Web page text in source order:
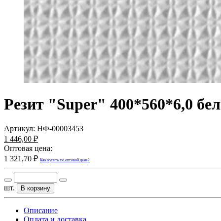
Резит "Super" 400*560*6,0
Артикул: НФ-00003453
1 446,00 ₽
Оптовая цена:
1 321,70 ₽ Как купить по оптовой цене?
шт. В корзину
Описание
Оплата и доставка